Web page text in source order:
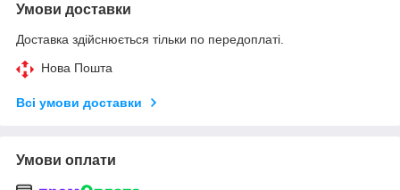
Умови доставки
Доставка здійснюється тільки по передоплаті.
Нова Пошта
Всі умови доставки
Умови оплати